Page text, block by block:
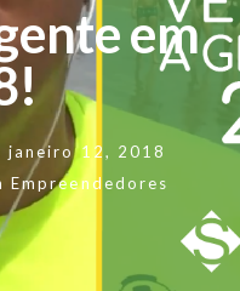
em
janeiro 12, 2018
Empreendedores